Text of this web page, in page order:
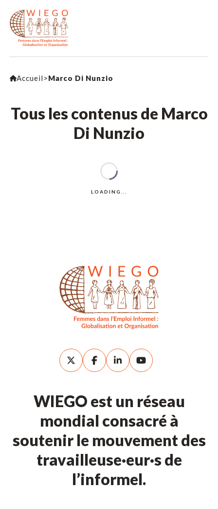
Accueil >Marco Di Nunzio
Tous les contenus de Marco
Di Nunzio
WIEGO est un réseau
mondial consacré à
soutenir le mouvement des
travailleuse·eur·s de
l’informel.